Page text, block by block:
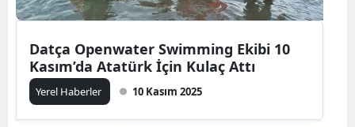
Datça Openwater Swimming Ekibi 10
Kasım’da Atatürk İçin Kulaç Attı
Yerel Haberler 10 Kasım 2025